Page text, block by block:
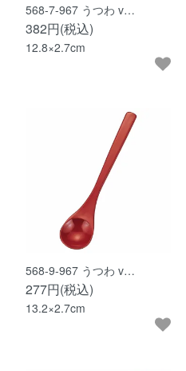
568-7-967 うつわ v…
382円(税込)
12.8×2.7cm
568-9-967 うつわ v…
277円(税込)
13.2×2.7cm